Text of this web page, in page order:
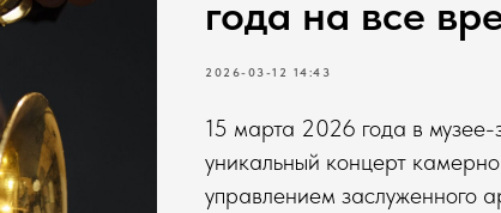
года на все
2026-03-12 14:43
15 марта 2026 года в музее-
уникальный концерт
управлением заслуженного